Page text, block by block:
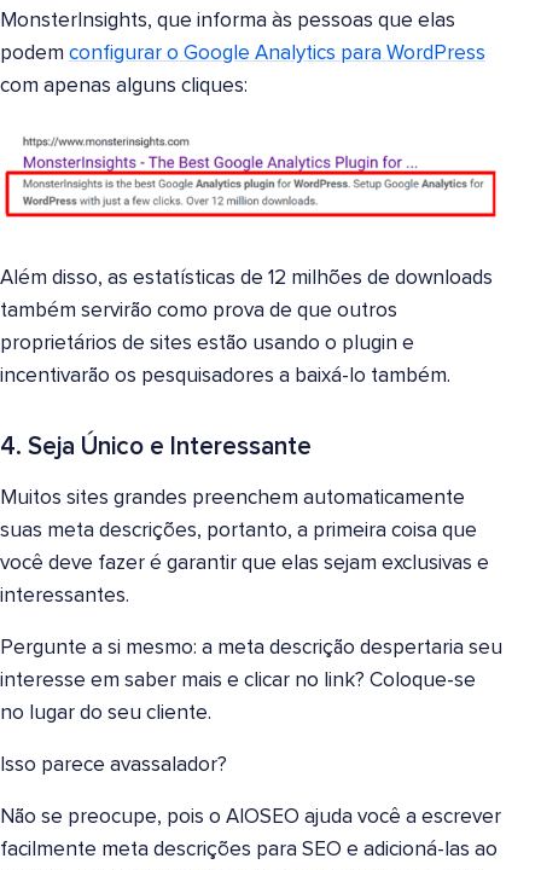
MonsterInsights, que informa às pessoas que elas
podem configurar o Google Analytics para WordPress
com apenas alguns cliques:
Além disso, as estatísticas de 12 milhões de downloads
também servirão como prova de que outros
proprietários de sites estão usando o plugin e
incentivarão os pesquisadores a baixá-lo também.
4. Seja Único e Interessante
Muitos sites grandes preenchem automaticamente
suas meta descrições, portanto, a primeira coisa que
você deve fazer é garantir que elas sejam exclusivas e
interessantes.
Pergunte a si mesmo: a meta descrição despertaria seu
interesse em saber mais e clicar no link? Coloque-se
no lugar do seu cliente.
Isso parece avassalador?
Não se preocupe, pois o AIOSEO ajuda você a escrever
facilmente meta descrições para SEO e adicioná-las ao